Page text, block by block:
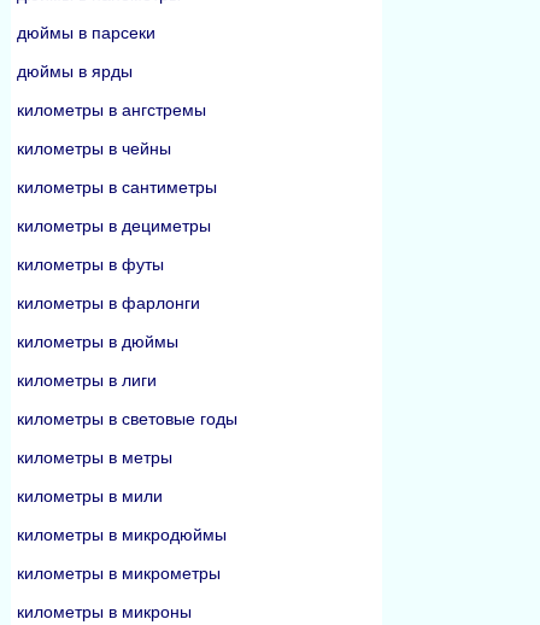
дюймы в парсеки
дюймы в ярды
километры в ангстремы
километры в чейны
километры в сантиметры
километры в дециметры
километры в футы
километры в фарлонги
километры в дюймы
километры в лиги
километры в световые годы
километры в метры
километры в мили
километры в микродюймы
километры в микрометры
километры в микроны